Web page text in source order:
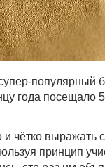
популярный
года посещало
и чётко выражать
принцип